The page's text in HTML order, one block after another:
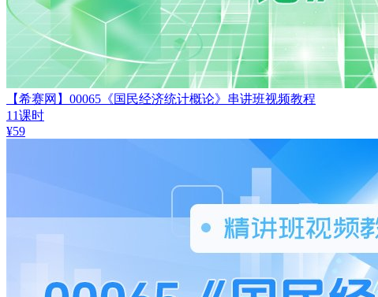
【希赛网】00065《国民经济统计概论》串讲班视频教程
11课时
¥59